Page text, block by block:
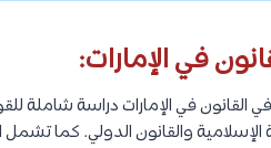
في الإمارات:
في الإمارات دراسة شاملة
والقانون الدولي. كما تشمل